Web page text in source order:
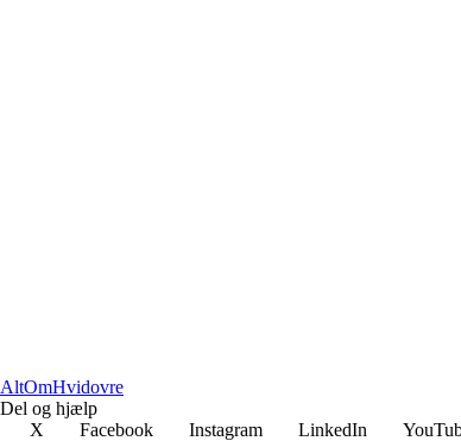
AltOmHvidovre
Del og hjælp
X
Facebook Instagram LinkedIn